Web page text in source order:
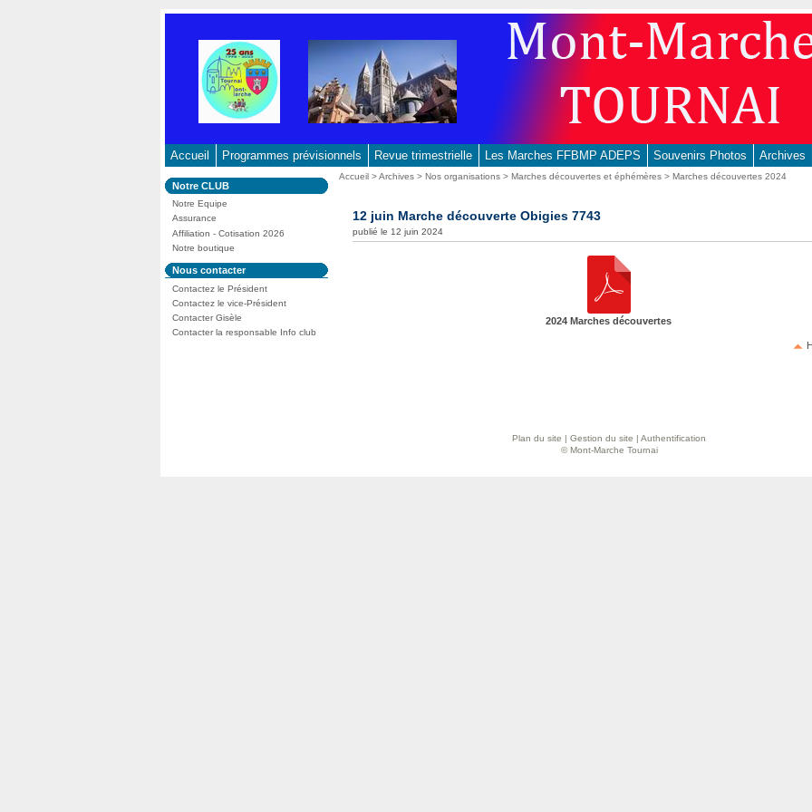
Accueil Programmes prévisionnels Revue trimestrielle Les Marches FFBMP ADEPS Souvenirs Photos Archives
Dans
la
rubrique
:
Notre CLUB
Notre Equipe
Assurance
Affiliation - Cotisation 2026
Notre boutique
Dans
la
rubrique
:
Nous contacter
Contactez le Président
Contactez le vice-Président
Contacter Gisèle
Contacter la responsable Info club
Vous
Accueil >Archives >Nos organisations >Marches découvertes et éphémères >Marches découvertes 2024
12 juin Marche découverte Obigies 7743
publié le 12 juin 2024
2024 Marches découvertes
Plan du site | Gestion du site | Authentification
© Mont-Marche Tournai